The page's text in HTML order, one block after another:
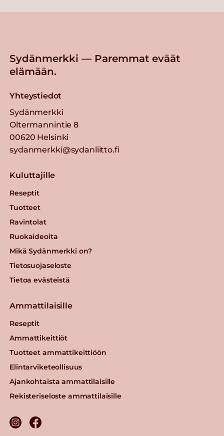
Sydänmerkki — Paremmat eväät
elämään.
Yhteystiedot
Sydänmerkki
Oltermannintie 8
00620 Helsinki
sydanmerkki@sydanliitto.fi
Kuluttajille
Reseptit
Tuotteet
Ravintolat
Ruokaideoita
Mikä Sydänmerkki on?
Tietosuojaseloste
Tietoa evästeistä
Ammattilaisille
Reseptit
Ammattikeittiöt
Tuotteet ammattikeittiöön
Elintarviketeollisuus
Ajankohtaista ammattilaisille
Rekisteriseloste ammattilaisille